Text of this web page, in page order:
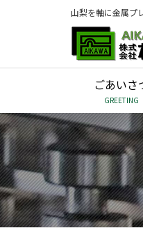
山梨を軸に金属プ
ごあいさ
GREETING